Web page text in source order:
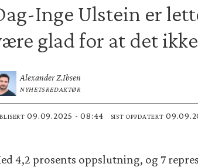
Inge Ulstein er
glad for at det
Alexander Z.Ibsen
NYHETSREDAKTØR
09.09.2025 - 08:44 SIST OPPDATERT
4,2 prosents oppslutning, og 7